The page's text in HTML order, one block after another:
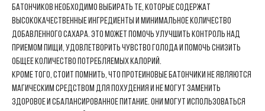
батончиков необходимо выбирать те, которые содержат
высококачественные ингредиенты и минимальное количество
добавленного сахара. Это может помочь улучшить контроль над
приемом пищи, удовлетворить чувство голода и помочь снизить
общее количество потребляемых калорий.
Кроме того, стоит помнить, что протеиновые батончики не являются
магическим средством для похудения и не могут заменить
здоровое и сбалансированное питание. Они могут использоваться